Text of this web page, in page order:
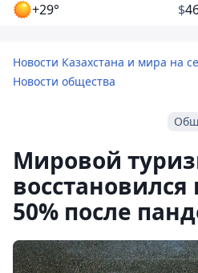
+29° $
Новости Казахстана и мира на
Новости общества
Мировой
восстановился
50% после